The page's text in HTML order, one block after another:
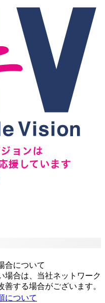
合について
場合は、当社ネットワーク
する場合がございます。
について